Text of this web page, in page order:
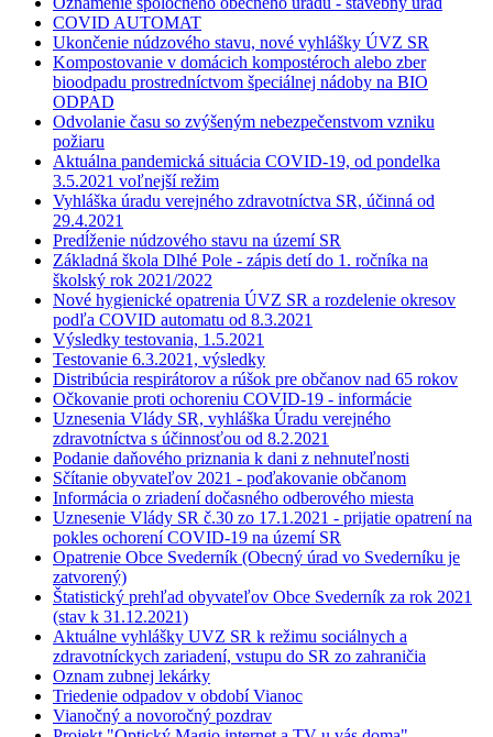
COVID AUTOMAT
Ukončenie núdzového stavu, nové vyhlášky ÚVZ SR
Kompostovanie v domácich kompostéroch alebo zber
bioodpadu prostredníctvom špeciálnej nádoby na BIO
ODPAD
Odvolanie času so zvýšeným nebezpečenstvom vzniku
požiaru
Aktuálna pandemická situácia COVID-19, od pondelka
3.5.2021 voľnejší režim
Vyhláška úradu verejného zdravotníctva SR, účinná od
29.4.2021
Predĺženie núdzového stavu na území SR
Základná škola Dlhé Pole - zápis detí do 1. ročníka na
školský rok 2021/2022
Nové hygienické opatrenia ÚVZ SR a rozdelenie okresov
podľa COVID automatu od 8.3.2021
Výsledky testovania, 1.5.2021
Testovanie 6.3.2021, výsledky
Distribúcia respirátorov a rúšok pre občanov nad 65 rokov
Očkovanie proti ochoreniu COVID-19 - informácie
Uznesenia Vlády SR, vyhláška Úradu verejného
zdravotníctva s účinnosťou od 8.2.2021
Podanie daňového priznania k dani z nehnuteľnosti
Sčítanie obyvateľov 2021 - poďakovanie občanom
Informácia o zriadení dočasného odberového miesta
Uznesenie Vlády SR č.30 zo 17.1.2021 - prijatie opatrení na
pokles ochorení COVID-19 na území SR
Opatrenie Obce Svederník (Obecný úrad vo Svederníku je
zatvorený)
Štatistický prehľad obyvateľov Obce Svederník za rok 2021
(stav k 31.12.2021)
Aktuálne vyhlášky UVZ SR k režimu sociálnych a
zdravotníckych zariadení, vstupu do SR zo zahraničia
Oznam zubnej lekárky
Triedenie odpadov v období Vianoc
Vianočný a novoročný pozdrav